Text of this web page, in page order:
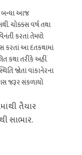
બન્યા આજ
ચોક્કસ વર્ષ તથા
કરતાં તેમણે
કરતાં આ દંતકથામાં
કથા તરીકે અહીં
જોતાં વાંકાનેરના
જરૂર સંકળાયો
તૈયાર
સાભાર.